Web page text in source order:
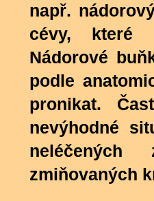
např.
cévy, které
Nádorové
podle
pronikat.
nevýhodné
neléčených
zmiňovaných